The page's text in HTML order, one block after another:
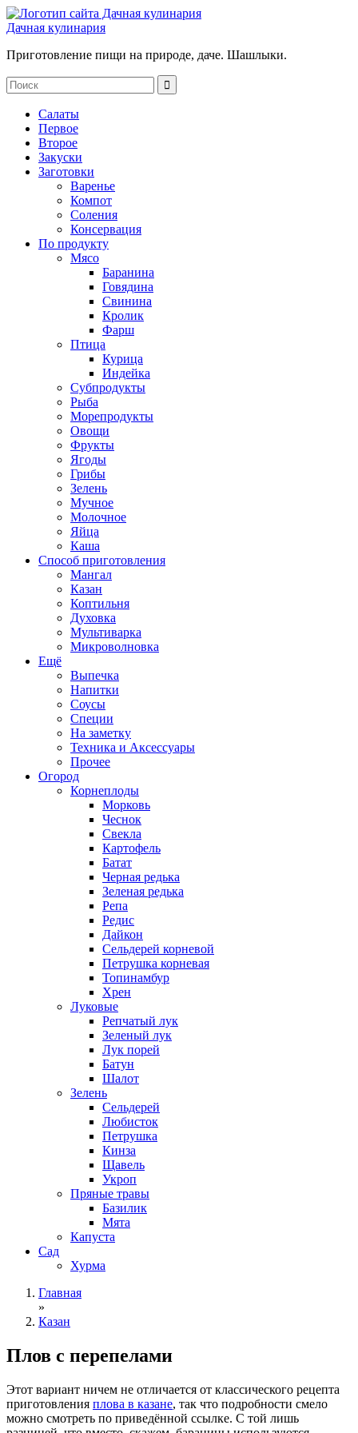
Дачная кулинария
Приготовление пищи на природе, даче. Шашлыки.
Салаты
Первое
Второе
Закуски
Заготовки
Варенье
Компот
Соления
Консервация
По продукту
Мясо
Баранина
Говядина
Свинина
Кролик
Фарш
Птица
Курица
Индейка
Субпродукты
Рыба
Морепродукты
Овощи
Фрукты
Ягоды
Грибы
Зелень
Мучное
Молочное
Яйца
Каша
Способ приготовления
Мангал
Казан
Коптильня
Духовка
Мультиварка
Микроволновка
Ещё
Выпечка
Напитки
Соусы
Специи
На заметку
Техника и Аксессуары
Прочее
Огород
Корнеплоды
Морковь
Чеснок
Свекла
Картофель
Батат
Черная редька
Зеленая редька
Репа
Редис
Дайкон
Сельдерей корневой
Петрушка корневая
Топинамбур
Хрен
Луковые
Репчатый лук
Зеленый лук
Лук порей
Батун
Шалот
Зелень
Сельдерей
Любисток
Петрушка
Кинза
Щавель
Укроп
Пряные травы
Базилик
Мята
Капуста
Сад
Хурма
Главная
»
Казан
Плов с перепелами
Этот вариант ничем не отличается от классического рецепта
приготовления плова в казане, так что подробности смело
можно смотреть по приведённой ссылке. С той лишь